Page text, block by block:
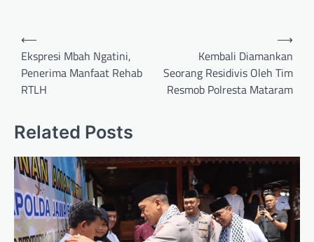
⟵
Ekspresi Mbah Ngatini,
Penerima Manfaat Rehab
RTLH
Kembali Diamankan
Seorang Residivis Oleh Tim
Resmob Polresta Mataram
⟶
Related Posts